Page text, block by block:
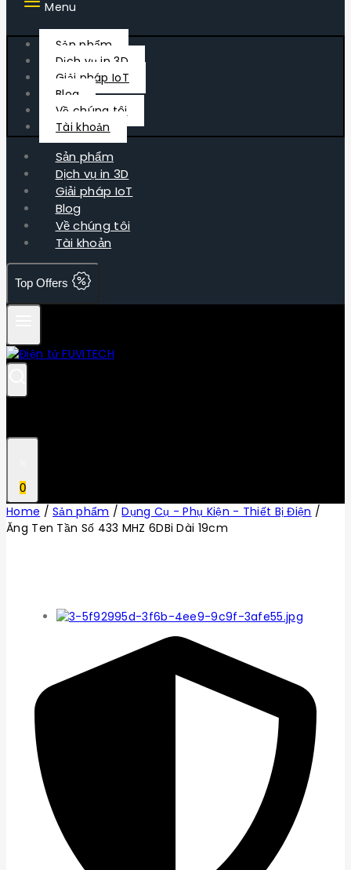
Menu
Sản phẩm
Dịch vụ in 3D
Giải pháp IoT
Blog
Về chúng tôi
Tài khoản
Sản phẩm
Dịch vụ in 3D
Giải pháp IoT
Blog
Về chúng tôi
Tài khoản
Top Offers
0
Home / Sản phẩm / Dụng Cụ - Phụ Kiện - Thiết Bị Điện /
Ăng Ten Tần Số 433 MHZ 6DBi Dài 19cm